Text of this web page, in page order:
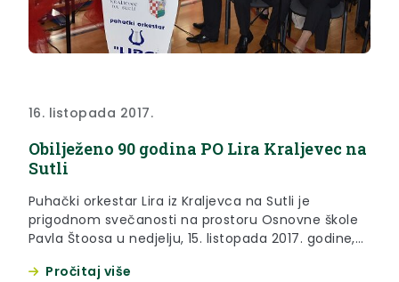
16. listopada 2017.
Obilježeno 90 godina PO Lira Kraljevec na
Sutli
Puhački orkestar Lira iz Kraljevca na Sutli je
prigodnom svečanosti na prostoru Osnovne škole
Pavla Štoosa u nedjelju, 15. listopada 2017. godine,
Pročitaj više